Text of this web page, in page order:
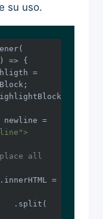
su uso.
prevHighligth =
newline =
all